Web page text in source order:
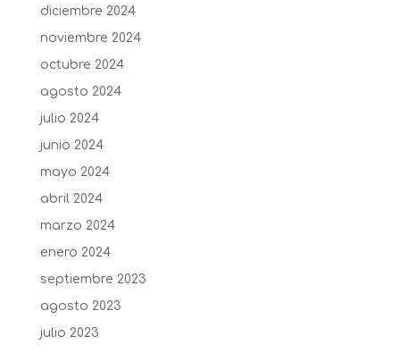
diciembre 2024
noviembre 2024
octubre 2024
agosto 2024
julio 2024
junio 2024
mayo 2024
abril 2024
marzo 2024
enero 2024
septiembre 2023
agosto 2023
julio 2023